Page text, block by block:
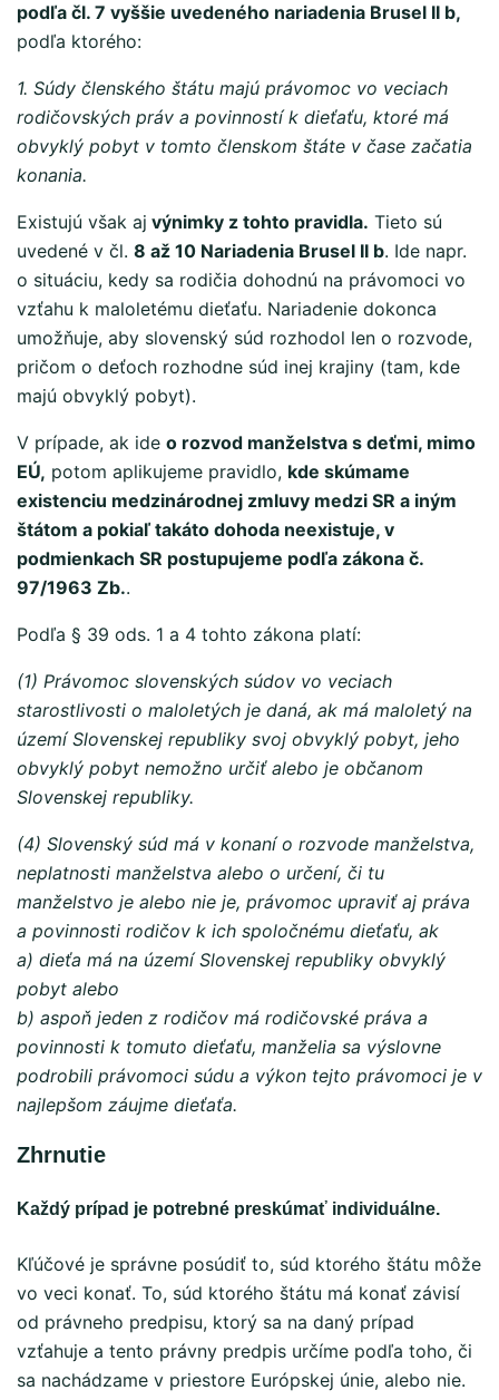
podľa čl. 7 vyššie uvedeného nariadenia Brusel II b,
podľa ktorého:
1. Súdy členského štátu majú právomoc vo veciach
rodičovských práv a povinností k dieťaťu, ktoré má
obvyklý pobyt v tomto členskom štáte v čase začatia
konania.
Existujú však aj výnimky z tohto pravidla. Tieto sú
uvedené v čl. 8 až 10 Nariadenia Brusel II b. Ide napr.
o situáciu, kedy sa rodičia dohodnú na právomoci vo
vzťahu k maloletému dieťaťu. Nariadenie dokonca
umožňuje, aby slovenský súd rozhodol len o rozvode,
pričom o deťoch rozhodne súd inej krajiny (tam, kde
majú obvyklý pobyt).
V prípade, ak ide o rozvod manželstva s deťmi, mimo
EÚ, potom aplikujeme pravidlo, kde skúmame
existenciu medzinárodnej zmluvy medzi SR a iným
štátom a pokiaľ takáto dohoda neexistuje, v
podmienkach SR postupujeme podľa zákona č.
97/1963 Zb..
Podľa § 39 ods. 1 a 4 tohto zákona platí:
(1) Právomoc slovenských súdov vo veciach
starostlivosti o maloletých je daná, ak má maloletý na
území Slovenskej republiky svoj obvyklý pobyt, jeho
obvyklý pobyt nemožno určiť alebo je občanom
Slovenskej republiky.
(4) Slovenský súd má v konaní o rozvode manželstva,
neplatnosti manželstva alebo o určení, či tu
manželstvo je alebo nie je, právomoc upraviť aj práva
a povinnosti rodičov k ich spoločnému dieťaťu, ak
a) dieťa má na území Slovenskej republiky obvyklý
pobyt alebo
b) aspoň jeden z rodičov má rodičovské práva a
povinnosti k tomuto dieťaťu, manželia sa výslovne
podrobili právomoci súdu a výkon tejto právomoci je v
najlepšom záujme dieťaťa.
Zhrnutie
Každý prípad je potrebné preskúmať individuálne.
Kľúčové je správne posúdiť to, súd ktorého štátu môže
vo veci konať. To, súd ktorého štátu má konať závisí
od právneho predpisu, ktorý sa na daný prípad
vzťahuje a tento právny predpis určíme podľa toho, či
sa nachádzame v priestore Európskej únie, alebo nie.